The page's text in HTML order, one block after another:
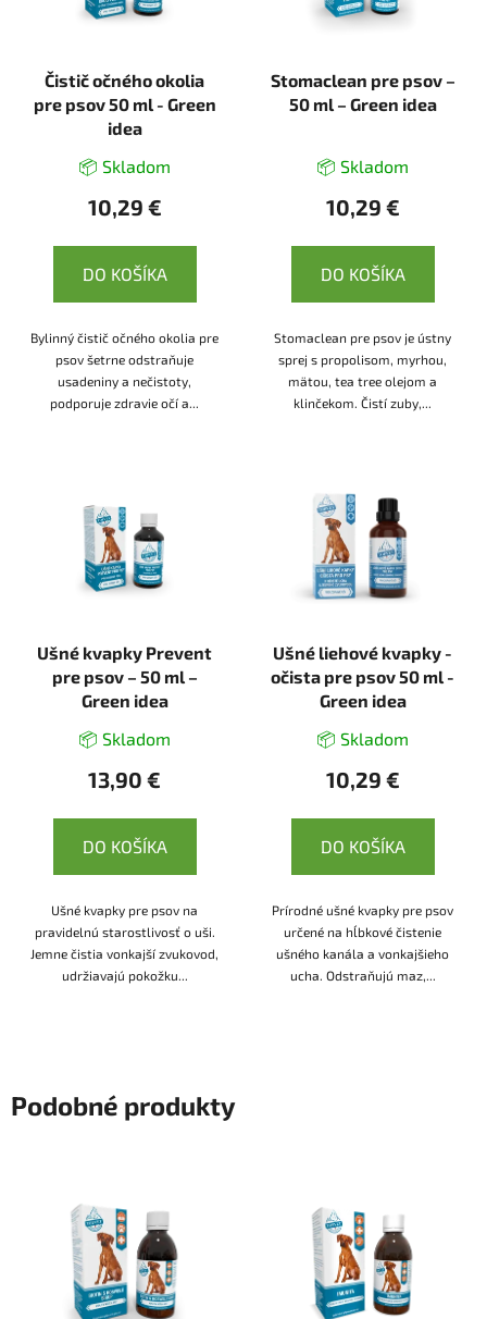
Čistič očného okolia
pre psov 50 ml - Green
idea
📦 Skladom
10,29 €
DO KOŠÍKA
Bylinný čistič očného okolia pre
psov šetrne odstraňuje
usadeniny a nečistoty,
podporuje zdravie očí a...
Stomaclean pre psov –
50 ml – Green idea
📦 Skladom
10,29 €
DO KOŠÍKA
Stomaclean pre psov je ústny
sprej s propolisom, myrhou,
mätou, tea tree olejom a
klinčekom. Čistí zuby,...
Ušné kvapky Prevent
pre psov – 50 ml –
Green idea
📦 Skladom
13,90 €
DO KOŠÍKA
Ušné kvapky pre psov na
pravidelnú starostlivosť o uši.
Jemne čistia vonkajší zvukovod,
udržiavajú pokožku...
Ušné liehové kvapky -
očista pre psov 50 ml -
Green idea
📦 Skladom
10,29 €
DO KOŠÍKA
Prírodné ušné kvapky pre psov
určené na hĺbkové čistenie
ušného kanála a vonkajšieho
ucha. Odstraňujú maz,...
Podobné produkty